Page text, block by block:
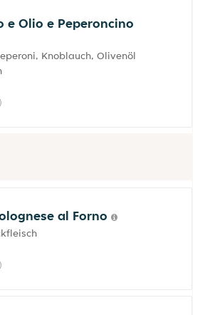
e Olio e Peperoncino
Knoblauch, Olivenöl
al Forno